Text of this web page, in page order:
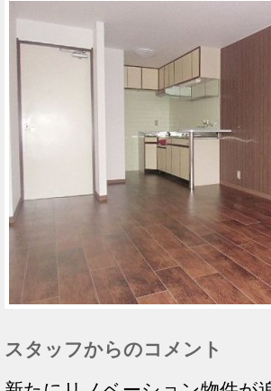
スタッフからのコメント